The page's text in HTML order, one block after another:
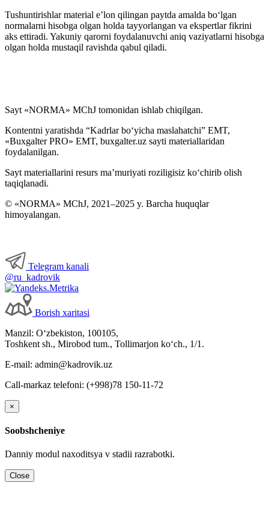
Tushuntirishlar material e’lon qilingan paytda amalda boʻlgan
normalarni hisobga olgan holda tayyorlangan va ekspertlar fikrini
aks ettiradi. Yakuniy qarorni foydalanuvchi aniq vaziyatlarni hisobga
olgan holda mustaqil ravishda qabul qiladi.
Sayt «NORMA» MChJ tomonidan ishlab chiqilgan.
Kontentni yaratishda “Kadrlar boʻyicha maslahatchi” EMT,
«Buxgalter PRO» EMT, buxgalter.uz sayti materiallaridan
foydalanilgan.
Sayt materiallarini resurs ma’muriyati roziligisiz koʻchirib olish
taqiqlanadi.
© «NORMA» MChJ, 2021–2025 y. Barcha huquqlar
himoyalangan.
Telegram kanali
@ru_kadrovik
Borish хaritasi
Manzil: Oʻzbekiston, 100105,
Toshkent sh., Mirobod tum., Tollimarjon koʻch., 1/1.
E-mail: admin@kadrovik.uz
Call-markaz telefoni: (+998)78 150-11-72
×
Soobshcheniye
Danniy modul naхoditsya v stadii razrabotki.
Close